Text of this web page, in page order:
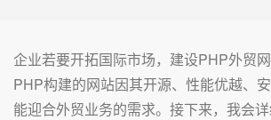
企业若要开拓国际市场，建设PHP外贸网
PHP构建的网站因其开源、性能优越、
能迎合外贸业务的需求。接下来，我会详